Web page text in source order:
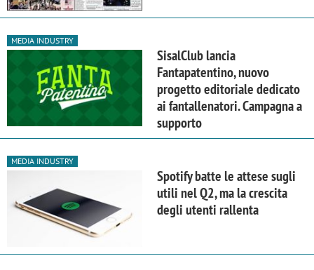
MEDIA INDUSTRY
SisalClub lancia
Fantapatentino, nuovo
progetto editoriale dedicato
ai fantallenatori. Campagna a
supporto
MEDIA INDUSTRY
Spotify batte le attese sugli
utili nel Q2, ma la crescita
degli utenti rallenta